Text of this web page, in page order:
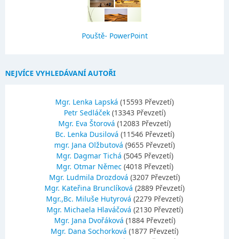
Pouště- PowerPoint
NEJVÍCE VYHLEDÁVANÍ AUTOŘI
Mgr. Lenka Lapská (15593 Převzetí)
Petr Sedláček (13343 Převzetí)
Mgr. Eva Štorová (12083 Převzetí)
Bc. Lenka Dusilová (11546 Převzetí)
mgr. Jana Olžbutová (9655 Převzetí)
Mgr. Dagmar Tichá (5045 Převzetí)
Mgr. Otmar Němec (4018 Převzetí)
Mgr. Ludmila Drozdová (3207 Převzetí)
Mgr. Kateřina Brunclíková (2889 Převzetí)
Mgr.,Bc. Miluše Hutyrová (2279 Převzetí)
Mgr. Michaela Hlaváčová (2130 Převzetí)
Mgr. Jana Dvořáková (1884 Převzetí)
Mgr. Dana Sochorková (1877 Převzetí)